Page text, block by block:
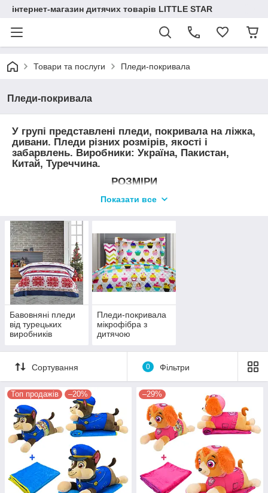
інтернет-магазин дитячих товарів LITTLE STAR
Товари та послуги Пледи-покривала
Пледи-покривала
У групі представлені пледи, покривала на ліжка,
дивани. Пледи різних розмірів, якості і
забарвлень. Виробники: Україна, Пакистан,
Китай, Туреччина.
РОЗМІРИ
Полуторний - 160*210 см
Показати все
Бавовняні пледи
від турецьких
виробників
Пледи-покривала
мікрофібра з
дитячою
Сортування 0 Фільтри
Топ продажів –20% –29%